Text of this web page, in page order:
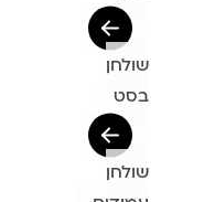
שולחן
בסט
שולחן